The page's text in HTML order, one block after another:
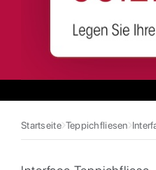
Startseite Teppichfliesen